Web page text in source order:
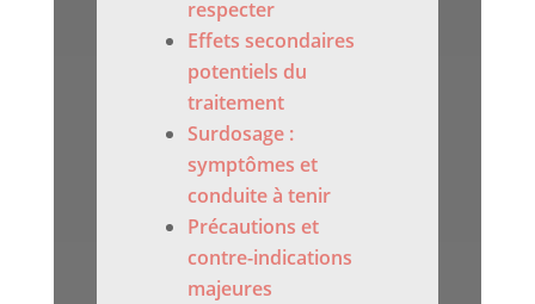
respecter
Effets secondaires
potentiels du
traitement
Surdosage :
symptômes et
conduite à tenir
Précautions et
contre-indications
majeures